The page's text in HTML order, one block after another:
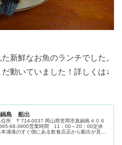
新鮮なお魚のランチでした。
動いていました！詳しくは↓
鍋島 船出
所 〒714-0037 岡山県笠岡市真鍋島４０６
68-3900営業時間 11：00～20：00定休
浦港のすぐ側にある飲食店店から船出が見え